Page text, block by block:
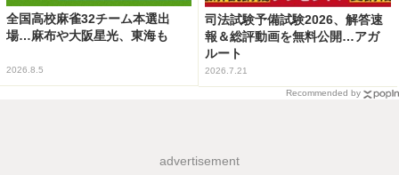
全国高校麻雀32チーム本選出
場…麻布や大阪星光、東海も
2026.8.5
司法試験予備試験2026、解答速
報＆総評動画を無料公開…アガ
ルート
2026.7.21
Recommended by
advertisement